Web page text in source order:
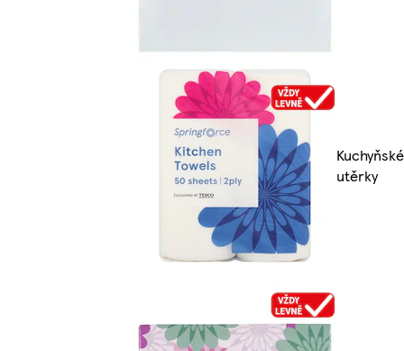
Kuchyňské
utěrky